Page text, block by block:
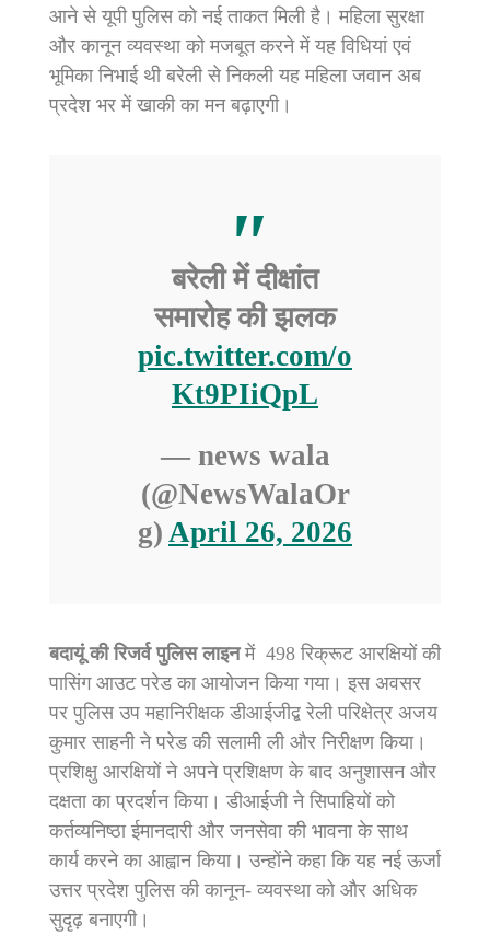
आने से यूपी पुलिस को नई ताकत मिली है। महिला सुरक्षा
और कानून व्यवस्था को मजबूत करने में यह विधियां एवं
भूमिका निभाई थी बरेली से निकली यह महिला जवान अब
प्रदेश भर में खाकी का मन बढ़ाएगी।
बरेली में दीक्षांत
समारोह की झलक
pic.twitter.com/o
Kt9PIiQpL
— news wala
(@NewsWalaOr
g) April 26, 2026
बदायूं की रिजर्व पुलिस लाइनमें 498 रिक्रूट आरक्षियों की
पासिंग आउट परेड का आयोजन किया गया। इस अवसर
पर पुलिस उप महानिरीक्षक डीआईजीद्ब रेली परिक्षेत्र अजय
कुमार साहनी ने परेड की सलामी ली और निरीक्षण किया।
प्रशिक्षु आरक्षियों ने अपने प्रशिक्षण के बाद अनुशासन और
दक्षता का प्रदर्शन किया। डीआईजी ने सिपाहियों को
कर्तव्यनिष्ठा ईमानदारी और जनसेवा की भावना के साथ
कार्य करने का आह्वान किया। उन्होंने कहा कि यह नई ऊर्जा
उत्तर प्रदेश पुलिस की कानून- व्यवस्था को और अधिक
सुदृढ़ बनाएगी।